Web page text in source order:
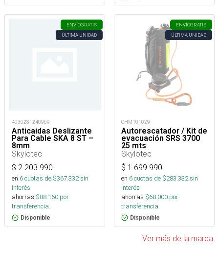
ENVÍOGRATIS
ÚLTIMA UNIDAD
4030281240969
Anticaidas Deslizante
Para Cable SKA 8 ST –
8mm
Skylotec
$ 2.203.990
en 6cuotas de $367.332sin
interés
ahorras $88.160 por
transferencia.
Disponible
ENVÍOGRATIS
ÚLTIMA UNIDAD
CHM101029
Autorescatador / Kit de
evacuación SRS 3700
25 mts
Skylotec
$ 1.699.990
en 6cuotas de $283.332sin
interés
ahorras $68.000 por
transferencia.
Disponible
Ver más de la marca